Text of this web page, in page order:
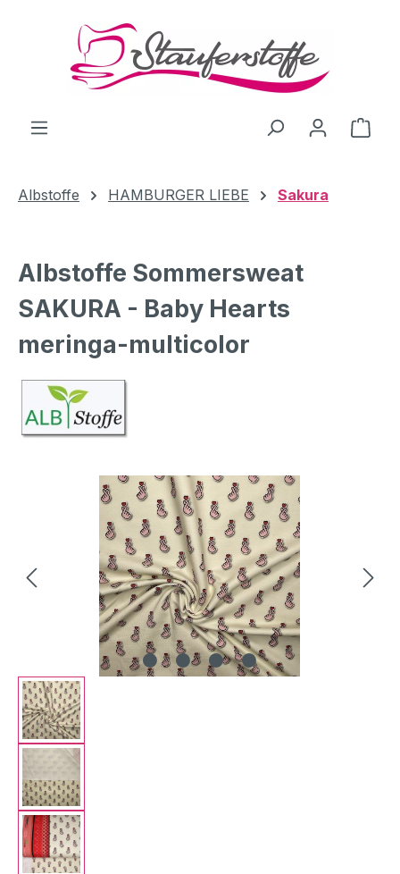
Zum Hauptinhalt springen
Albstoffe HAMBURGER LIEBE Sakura
Albstoffe Sommersweat
SAKURA - Baby Hearts
meringa-multicolor
Bildergalerie überspringen